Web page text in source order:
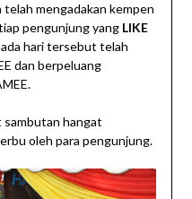
telah mengadakan kempen
pengunjung yang LIKE
hari tersebut telah
dan berpeluang
hangat
oleh para pengunjung.